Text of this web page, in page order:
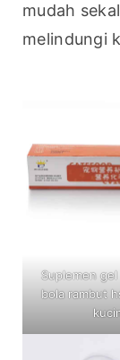
mudah
melindungi
Suplemen
bola rambut